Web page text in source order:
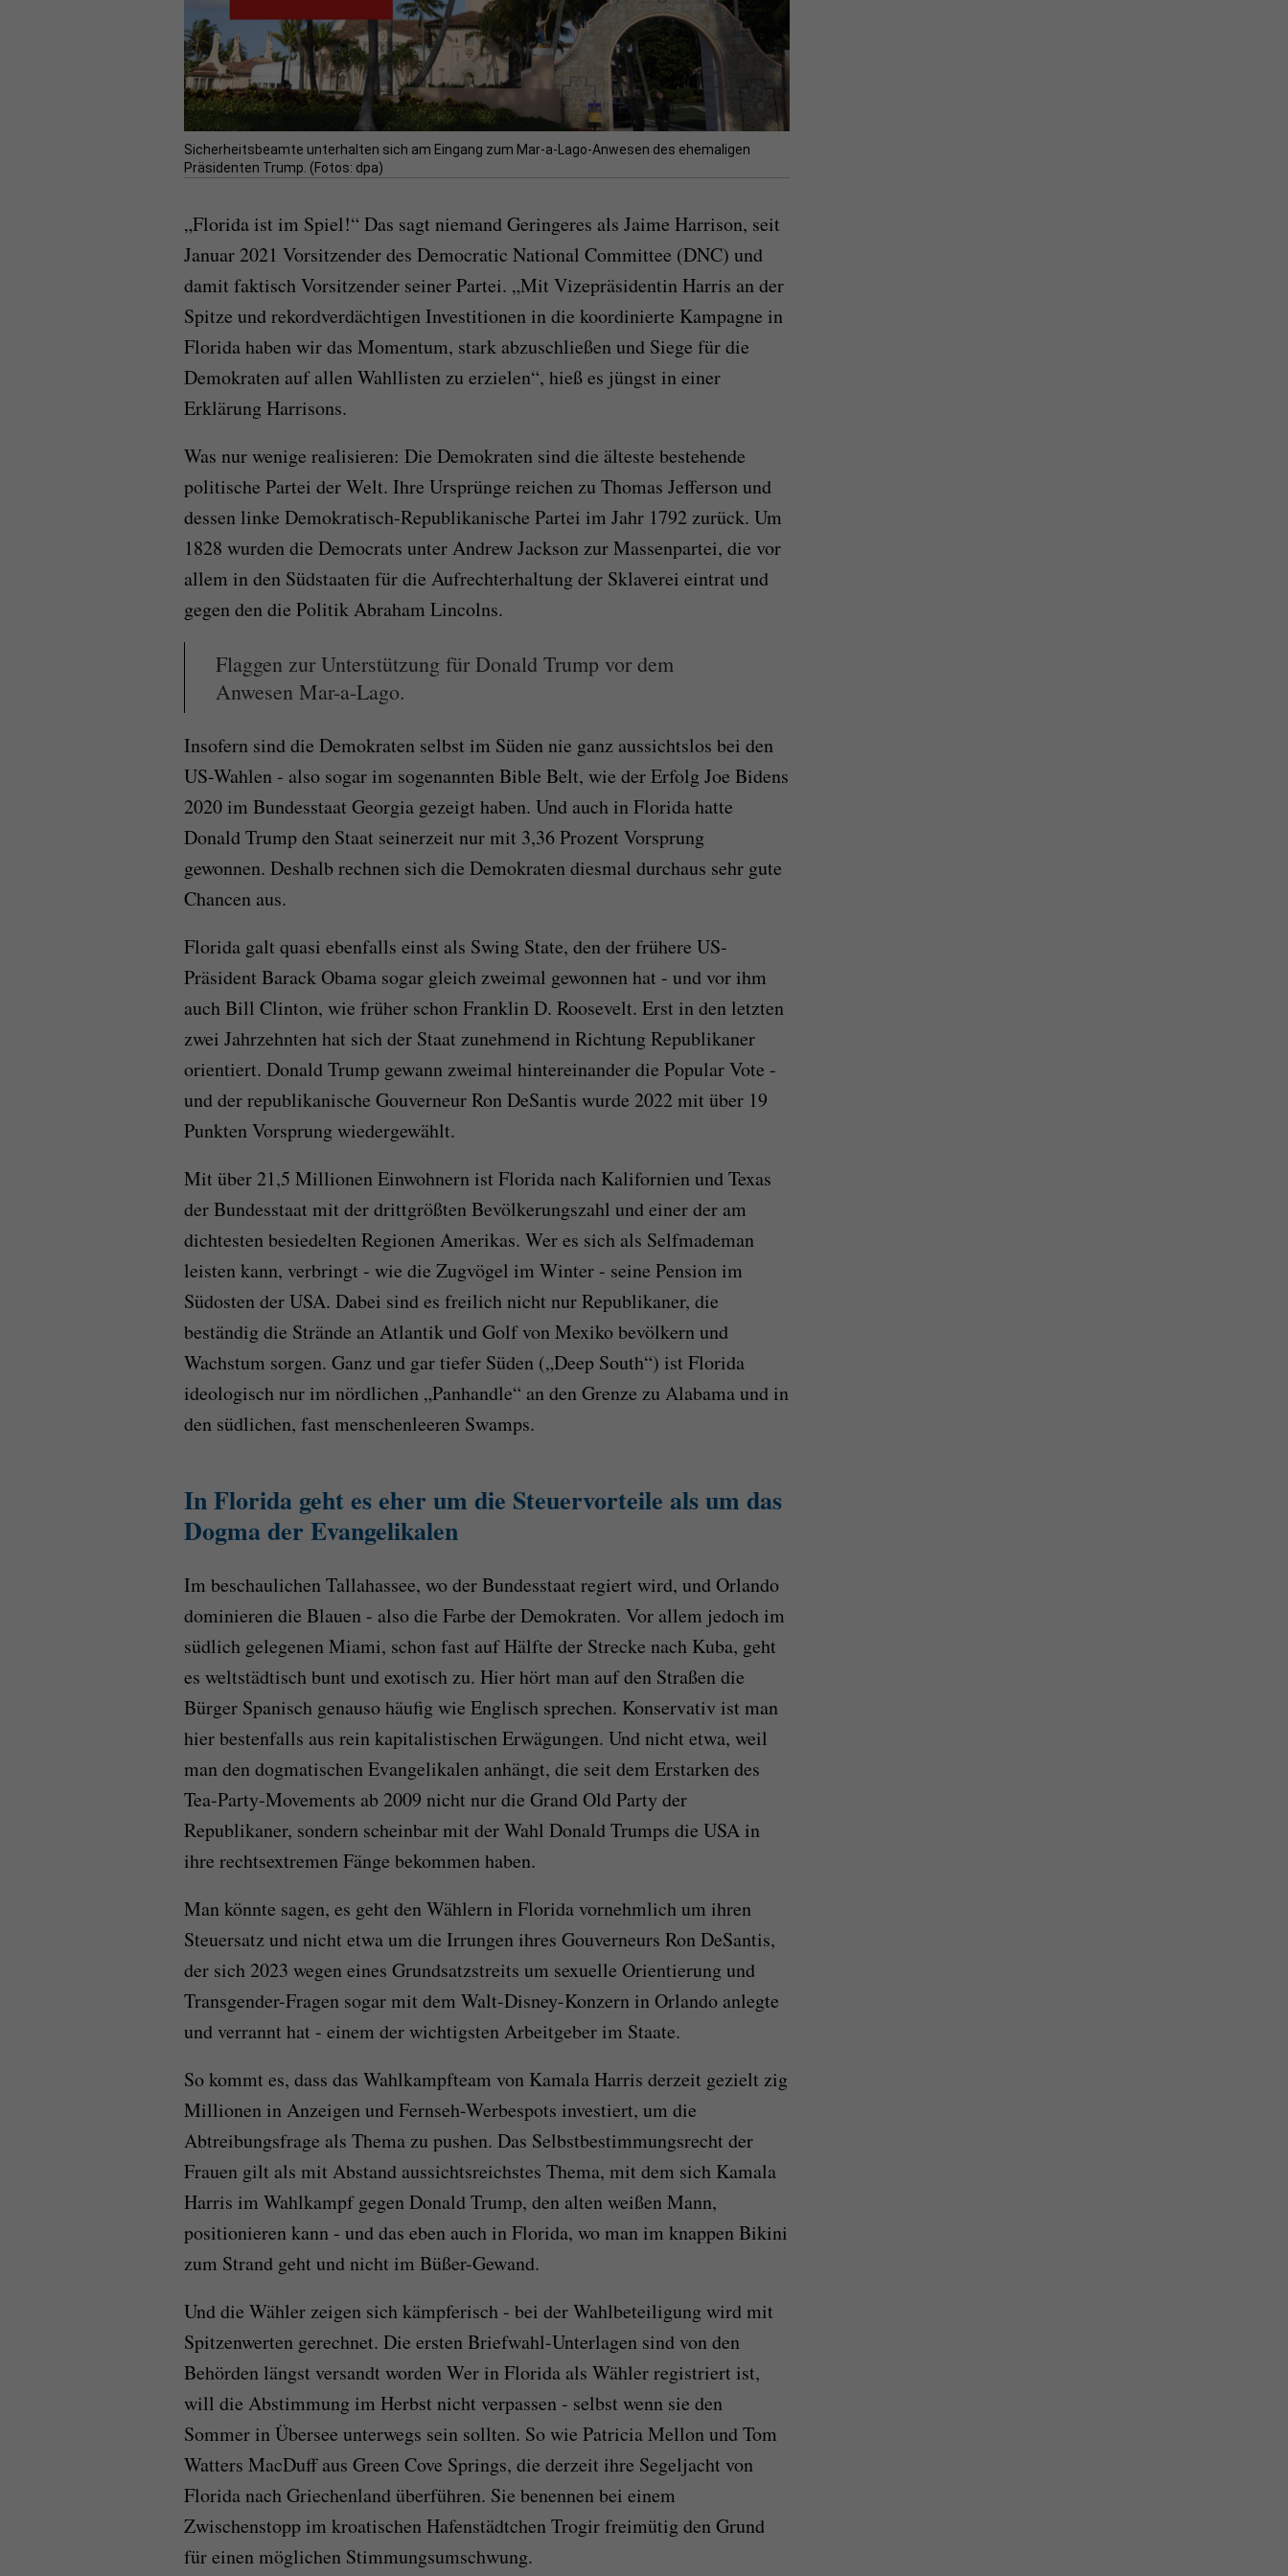
Sicherheitsbeamte unterhalten sich am Eingang zum Mar-a-Lago-Anwesen des ehemaligen
Präsidenten Trump. (Fotos: dpa)
„Florida ist im Spiel!“ Das sagt niemand Geringeres als Jaime Harrison, seit
Januar 2021 Vorsitzender des Democratic National Committee (DNC) und
damit faktisch Vorsitzender seiner Partei. „Mit Vizepräsidentin Harris an der
Spitze und rekordverdächtigen Investitionen in die koordinierte Kampagne in
Florida haben wir das Momentum, stark abzuschließen und Siege für die
Demokraten auf allen Wahllisten zu erzielen“, hieß es jüngst in einer
Erklärung Harrisons.
Was nur wenige realisieren: Die Demokraten sind die älteste bestehende
politische Partei der Welt. Ihre Ursprünge reichen zu Thomas Jefferson und
dessen linke Demokratisch-Republikanische Partei im Jahr 1792 zurück. Um
1828 wurden die Democrats unter Andrew Jackson zur Massenpartei, die vor
allem in den Südstaaten für die Aufrechterhaltung der Sklaverei eintrat und
gegen den die Politik Abraham Lincolns.
Flaggen zur Unterstützung für Donald Trump vor dem
Anwesen Mar-a-Lago.
Insofern sind die Demokraten selbst im Süden nie ganz aussichtslos bei den
US-Wahlen - also sogar im sogenannten Bible Belt, wie der Erfolg Joe Bidens
2020 im Bundesstaat Georgia gezeigt haben. Und auch in Florida hatte
Donald Trump den Staat seinerzeit nur mit 3,36 Prozent Vorsprung
gewonnen. Deshalb rechnen sich die Demokraten diesmal durchaus sehr gute
Chancen aus.
Florida galt quasi ebenfalls einst als Swing State, den der frühere US-
Präsident Barack Obama sogar gleich zweimal gewonnen hat - und vor ihm
auch Bill Clinton, wie früher schon Franklin D. Roosevelt. Erst in den letzten
zwei Jahrzehnten hat sich der Staat zunehmend in Richtung Republikaner
orientiert. Donald Trump gewann zweimal hintereinander die Popular Vote -
und der republikanische Gouverneur Ron DeSantis wurde 2022 mit über 19
Punkten Vorsprung wiedergewählt.
Mit über 21,5 Millionen Einwohnern ist Florida nach Kalifornien und Texas
der Bundesstaat mit der drittgrößten Bevölkerungszahl und einer der am
dichtesten besiedelten Regionen Amerikas. Wer es sich als Selfmademan
leisten kann, verbringt - wie die Zugvögel im Winter - seine Pension im
Südosten der USA. Dabei sind es freilich nicht nur Republikaner, die
beständig die Strände an Atlantik und Golf von Mexiko bevölkern und
Wachstum sorgen. Ganz und gar tiefer Süden („Deep South“) ist Florida
ideologisch nur im nördlichen „Panhandle“ an den Grenze zu Alabama und in
den südlichen, fast menschenleeren Swamps.
In Florida geht es eher um die Steuervorteile als um das
Dogma der Evangelikalen
Im beschaulichen Tallahassee, wo der Bundesstaat regiert wird, und Orlando
dominieren die Blauen - also die Farbe der Demokraten. Vor allem jedoch im
südlich gelegenen Miami, schon fast auf Hälfte der Strecke nach Kuba, geht
es weltstädtisch bunt und exotisch zu. Hier hört man auf den Straßen die
Bürger Spanisch genauso häufig wie Englisch sprechen. Konservativ ist man
hier bestenfalls aus rein kapitalistischen Erwägungen. Und nicht etwa, weil
man den dogmatischen Evangelikalen anhängt, die seit dem Erstarken des
Tea-Party-Movements ab 2009 nicht nur die Grand Old Party der
Republikaner, sondern scheinbar mit der Wahl Donald Trumps die USA in
ihre rechtsextremen Fänge bekommen haben.
Man könnte sagen, es geht den Wählern in Florida vornehmlich um ihren
Steuersatz und nicht etwa um die Irrungen ihres Gouverneurs Ron DeSantis,
der sich 2023 wegen eines Grundsatzstreits um sexuelle Orientierung und
Transgender-Fragen sogar mit dem Walt-Disney-Konzern in Orlando anlegte
und verrannt hat - einem der wichtigsten Arbeitgeber im Staate.
So kommt es, dass das Wahlkampfteam von Kamala Harris derzeit gezielt zig
Millionen in Anzeigen und Fernseh-Werbespots investiert, um die
Abtreibungsfrage als Thema zu pushen. Das Selbstbestimmungsrecht der
Frauen gilt als mit Abstand aussichtsreichstes Thema, mit dem sich Kamala
Harris im Wahlkampf gegen Donald Trump, den alten weißen Mann,
positionieren kann - und das eben auch in Florida, wo man im knappen Bikini
zum Strand geht und nicht im Büßer-Gewand.
Und die Wähler zeigen sich kämpferisch - bei der Wahlbeteiligung wird mit
Spitzenwerten gerechnet. Die ersten Briefwahl-Unterlagen sind von den
Behörden längst versandt worden Wer in Florida als Wähler registriert ist,
will die Abstimmung im Herbst nicht verpassen - selbst wenn sie den
Sommer in Übersee unterwegs sein sollten. So wie Patricia Mellon und Tom
Watters MacDuff aus Green Cove Springs, die derzeit ihre Segeljacht von
Florida nach Griechenland überführen. Sie benennen bei einem
Zwischenstopp im kroatischen Hafenstädtchen Trogir freimütig den Grund
für einen möglichen Stimmungsumschwung.